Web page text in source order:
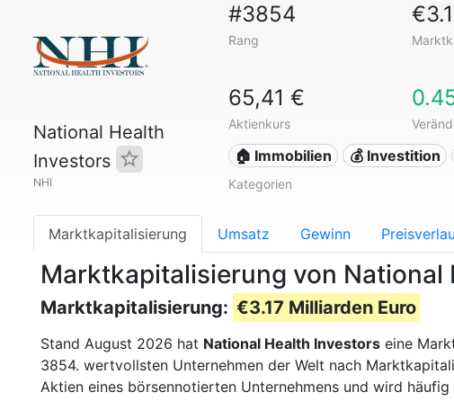
National Health
Investors
NHI
#3854
Rang
65,41 €
Aktienkurs
🏠 Immobilien 💰 Investition
Kategorien
Marktkapitalisierung Umsatz Gewinn
Marktkapitalisierung von National
Marktkapitalisierung: €3.17 Milliarden Euro
Stand August 2026 hat National Health Investors eine
3854. wertvollsten Unternehmen der Welt nach
Aktien eines börsennotierten Unternehmens und wird